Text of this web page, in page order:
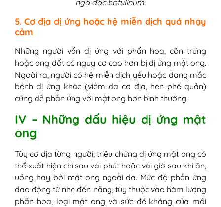
ngộ độc botulinum.
5. Cơ địa dị ứng hoặc hệ miễn dịch quá nhạy
cảm
Những người vốn dị ứng với phấn hoa, côn trùng
hoặc ong đốt có nguy cơ cao hơn bị dị ứng mật ong.
Ngoài ra, người có hệ miễn dịch yếu hoặc đang mắc
bệnh dị ứng khác (viêm da cơ địa, hen phế quản)
cũng dễ phản ứng với mật ong hơn bình thường.
IV – Những dấu hiệu dị ứng mật
ong
Tùy cơ địa từng người, triệu chứng dị ứng mật ong có
thể xuất hiện chỉ sau vài phút hoặc vài giờ sau khi ăn,
uống hay bôi mật ong ngoài da. Mức độ phản ứng
dao động từ nhẹ đến nặng, tùy thuộc vào hàm lượng
phấn hoa, loại mật ong và sức đề kháng của mỗi